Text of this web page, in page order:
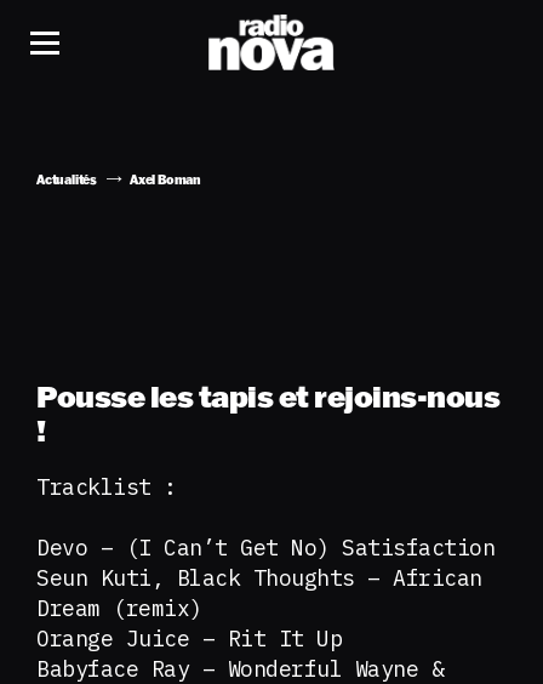
Actualités Axel Boman
Pousse les tapis et rejoins-nous
!
Tracklist :
Devo – (I Can’t Get No) Satisfaction
Seun Kuti, Black Thoughts – African
Dream (remix)
Orange Juice – Rit It Up
Babyface Ray – Wonderful Wayne &